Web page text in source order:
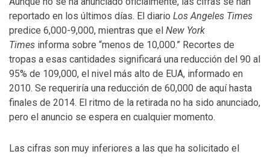
reportado en los últimos días. El diario Los Angeles Times
predice 6,000-9,000, mientras que el New York
Times informa sobre “menos de 10,000.” Recortes de
tropas a esas cantidades significará una reducción del 90 al
95% de 109,000, el nivel más alto de EUA, informado en
2010. Se requeriría una reducción de 60,000 de aquí hasta
finales de 2014. El ritmo de la retirada no ha sido anunciado,
pero el anuncio se espera en cualquier momento.
Las cifras son muy inferiores a las que ha solicitado el